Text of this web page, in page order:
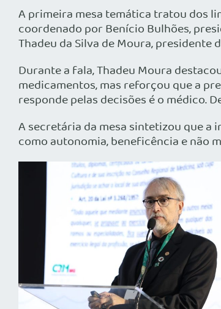
A primeira mesa temática tratou dos
coordenado por Benício Bulhões,
Thadeu da Silva de Moura, presidente
Durante a fala, Thadeu Moura
medicamentos, mas reforçou que a
responde pelas decisões é o médico.
A secretária da mesa sintetizou que a
como autonomia, beneficência e não